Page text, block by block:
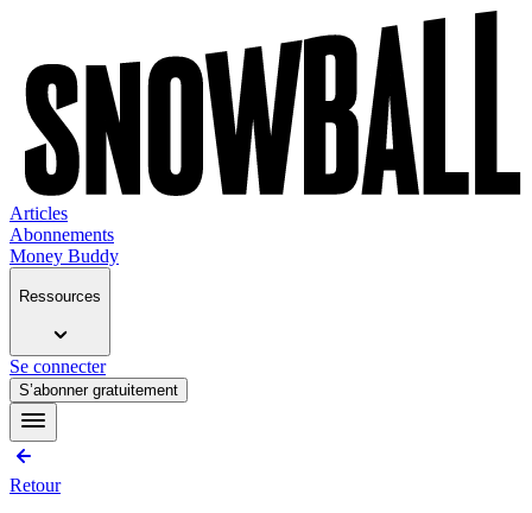
Articles
Abonnements
Money Buddy
Ressources
Se connecter
S’abonner gratuitement
Retour